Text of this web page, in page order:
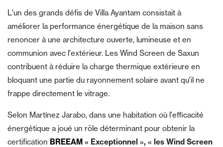
L'un des grands défis de Villa Ayantam consistait à
améliorer la performance énergétique de la maison sans
renoncer à une architecture ouverte, lumineuse et en
communion avec l'extérieur. Les Wind Screen de Saxun
contribuent à réduire la charge thermique extérieure en
bloquant une partie du rayonnement solaire avant qu'il ne
frappe directement le vitrage.
Selon Martínez Jarabo, dans une habitation où l'efficacité
énergétique a joué un rôle déterminant pour obtenir la
certification BREEAM « Exceptionnel », « les Wind Screen